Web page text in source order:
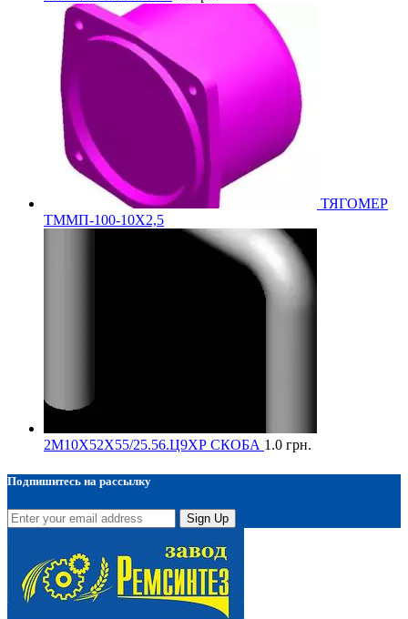
ТЯГОМЕР
ТММП-100-10Х2,5
2М10Х52Х55/25.56.Ц9ХР СКОБА 1.0 грн.
Подпишитесь на рассылку
Sign Up